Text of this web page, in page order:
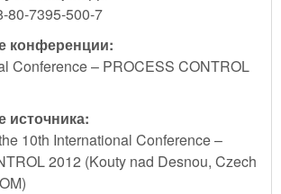
80-7395-500-7
конференции:
Conference – PROCESS CONTROL
источника:
10th International Conference –
2012 (Kouty nad Desnou, Czech